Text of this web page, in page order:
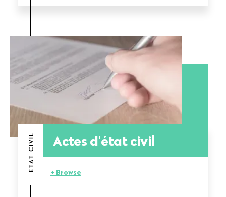
ETAT CIVIL Actes d'état civil
+ Browse